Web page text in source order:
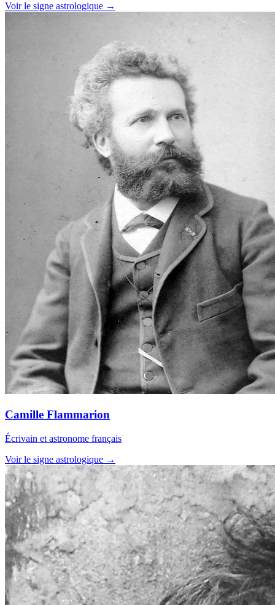
Voir le signe astrologique →
Camille Flammarion
Écrivain et astronome français
Voir le signe astrologique →